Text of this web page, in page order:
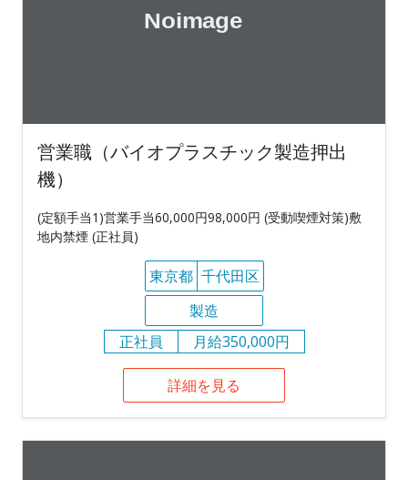
営業職（バイオプラスチック製造押出
機）
(定額手当1)営業手当60,000円98,000円 (受動喫煙対策)敷
地内禁煙 (正社員)
東京都 千代田区
製造
正社員
月給350,000円
詳細を見る